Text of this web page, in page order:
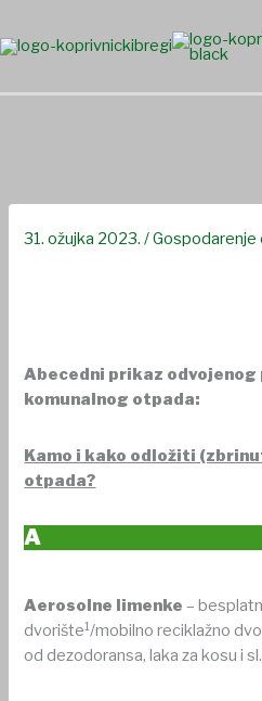
to
content
31. ožujka 2023./
Abecedni prikaz
komunalnog otpada:
Kamo i kako odložiti
otpada?
A
Aerosolne limenke –
dvorište1/mobilno reciklažno
od dezodoransa, laka za kosu i